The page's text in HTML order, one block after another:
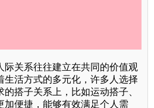
际关系往往建立在共同的价值观
生活方式的多元化，许多人选择
搭子关系上，比如运动搭子、
加便捷，能够有效满足个人需